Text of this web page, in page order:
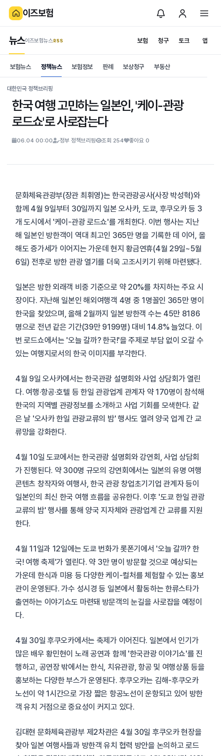
이즈보험
보험 청구
뉴스이즈보험뉴스.RSS 토크 앱
is보험
News
보험뉴스 정책뉴스 보험정보 판례 보상청구 부동산
대한민국 정책브리핑
한국 여행 고민하는 일본인, '케이-관광
로드쇼'로 사로잡는다
06.04 00:00 정부 정책브리핑 조회 254 좋아요 0
문화체육관광부(장관 최휘영)는 한국관광공사(사장 박성혁)와
함께 4월 9일부터 30일까지 일본 오사카, 도쿄, 후쿠오카 등 3
개 도시에서 '케이-관광 로드쇼'를 개최한다. 이번 행사는 지난
해 일본인 방한객이 역대 최고인 365만 명을 기록한 데 이어, 올
해도 증가세가 이어지는 가운데 현지 황금연휴(4월 29일~5월
6일) 전후로 방한 관광 열기를 더욱 고조시키기 위해 마련됐다.
일본은 방한 외래객 비중 기준으로 약 20%를 차지하는 주요 시
장이다. 지난해 일본인 해외여행객 4명 중 1명꼴인 365만 명이
한국을 찾았으며, 올해 2월까지 일본 방한객 수는 45만 8186
명으로 전년 같은 기간(39만 9199명) 대비 14.8% 늘었다. 이
번 로드쇼에서는 '오늘 갈까? 한국!'을 주제로 부담 없이 오갈 수
있는 여행지로서의 한국 이미지를 부각한다.
4월 9일 오사카에서는 한국관광 설명회와 사업 상담회가 열린
다. 여행·항공·호텔 등 한일 관광업계 관계자 약 170명이 참석해
한국의 지역별 관광정보를 소개하고 사업 기회를 모색한다. 같
은 날 '오사카 한일 관광교류의 밤' 행사도 열려 양국 업계 간 교
류망을 강화한다.
4월 10일 도쿄에서는 한국관광 설명회와 강연회, 사업 상담회
가 진행된다. 약 300명 규모의 강연회에서는 일본의 유명 여행
콘텐츠 창작자와 여행사, 한국 관광 창업초기기업 관계자 등이
일본인의 최신 한국 여행 흐름을 공유한다. 이후 '도쿄 한일 관광
교류의 밤' 행사를 통해 양국 지자체와 관광업계 간 교류를 지원
한다.
4월 11일과 12일에는 도쿄 번화가 롯폰기에서 '오늘 갈까? 한
국! 여행 축제'가 열린다. 약 3만 명이 방문할 것으로 예상되는
가운데 한식과 미용 등 다양한 케이-컬처를 체험할 수 있는 홍보
관이 운영된다. 가수 성시경 등 일본에서 활동하는 한류스타가
출연하는 이야기쇼도 마련돼 방문객의 눈길을 사로잡을 예정이
다.
4월 30일 후쿠오카에서는 축제가 이어진다. 일본에서 인기가
많은 배우 황민현이 노래 공연과 함께 '한국관광 이야기쇼'를 진
행하고, 공연장 밖에서는 한식, 치유관광, 항공 및 여행상품 등을
홍보하는 다양한 부스가 운영된다. 후쿠오카는 김해-후쿠오카
노선이 약 1시간으로 가장 짧은 항공노선이 운항되고 있어 방한
객 유치 거점으로 중요성이 커지고 있다.
김대현 문화체육관광부 제2차관은 4월 30일 후쿠오카 현장을
찾아 일본 여행사들과 방한객 유치 협력 방안을 논의하고 로드